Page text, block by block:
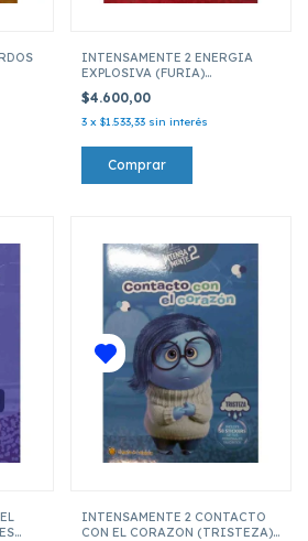
INTENSAMENTE 2 ENERGIA
EXPLOSIVA (FURIA)
$4.600,00
3 x $1.533,33 sin interés
INTENSAMENTE 2 CONTACTO
CON EL CORAZON (TRISTEZA)